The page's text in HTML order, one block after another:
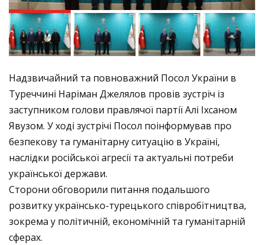
Надзвичайний та повноважний Посол України в
Туреччині Наріман Джелялов провів зустріч із
заступником голови правлячої партії Алі Іхсаном
Явузом. У ході зустрічі Посол поінформував про
безпекову та гуманітарну ситуацію в Україні,
наслідки російської агресії та актуальні потреби
української держави.
Сторони обговорили питання подальшого
розвитку українсько-турецького співробітництва,
зокрема у політичній, економічній та гуманітарній
сферах.